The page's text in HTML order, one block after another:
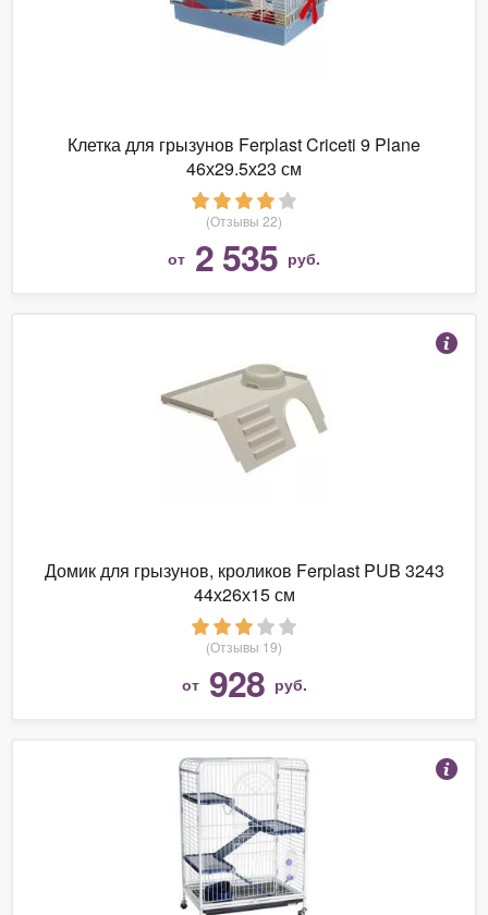
Клетка для грызунов Ferplast Criceti 9 Plane
46х29.5х23 см
(Отзывы 22)
от 2 535 руб.
Домик для грызунов, кроликов Ferplast PUB 3243
44х26х15 см
(Отзывы 19)
от 928 руб.